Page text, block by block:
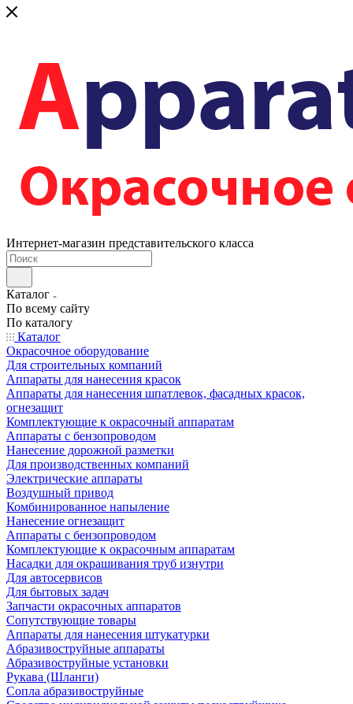
Интернет-магазин представительского класса
Каталог
По всему сайту
По каталогу
Каталог
Окрасочное оборудование
Для строительных компаний
Аппараты для нанесения красок
Аппараты для нанесения шпатлевок, фасадных красок,
огнезащит
Комплектующие к окрасочный аппаратам
Аппараты с бензопроводом
Нанесение дорожной разметки
Для производственных компаний
Электрические аппараты
Воздушный привод
Комбинированное напыление
Нанесение огнезащит
Аппараты с бензопроводом
Комплектующие к окрасочным аппаратам
Насадки для окрашивания труб изнутри
Для автосервисов
Для бытовых задач
Запчасти окрасочных аппаратов
Сопутствующие товары
Аппараты для нанесения штукатурки
Aбразивоструйные аппараты
Абразивоструйные установки
Рукава (Шланги)
Сопла абразивоструйные